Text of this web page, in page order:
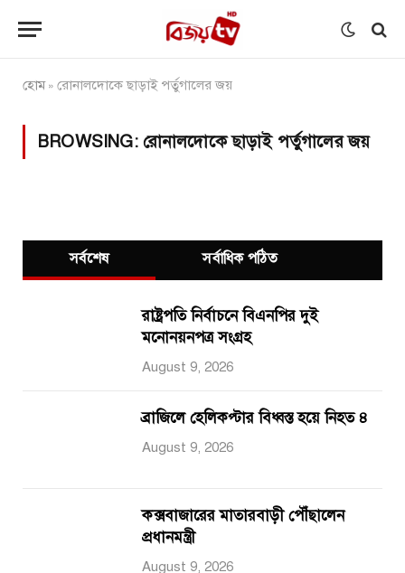
হোম» রোনালদোকে ছাড়াই পর্তুগালের জয়
BROWSING: রোনালদোকে ছাড়াই পর্তুগালের জয়
সর্বশেষ সর্বাধিক পঠিত
রাষ্ট্রপতি নির্বাচনে বিএনপির দুই
মনোনয়নপত্র সংগ্রহ
August 9, 2026
ব্রাজিলে হেলিকপ্টার বিধ্বস্ত হয়ে নিহত ৪
August 9, 2026
কক্সবাজারের মাতারবাড়ী পৌঁছালেন
প্রধানমন্ত্রী
August 9, 2026